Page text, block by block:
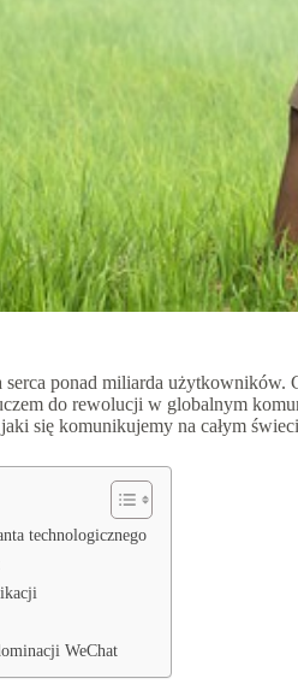
ponad miliarda użytkowników.
do rewolucji w globalnym
się komunikujemy na całym
technologicznego
WeChat